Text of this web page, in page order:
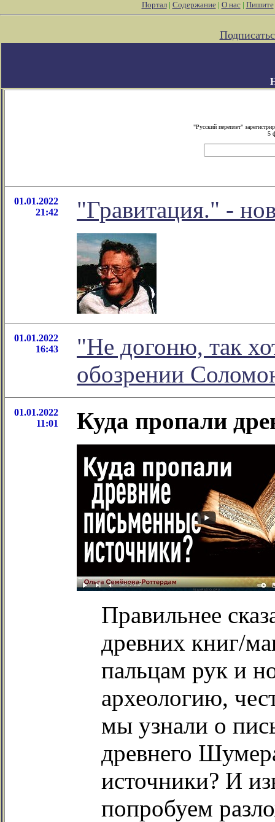
Портал| Содержание| О нас| Пишите
"Русский переплет"
5
01.01.2022
21:42
"Гравитация." -
01.01.2022
16:43
"Не догоню, так
обозрении
01.01.2022
11:01
Куда пропали
Правильнее
древних книг/
пальцам рук и
археологию,
мы узнали о
древнего
источники? И
попробуем